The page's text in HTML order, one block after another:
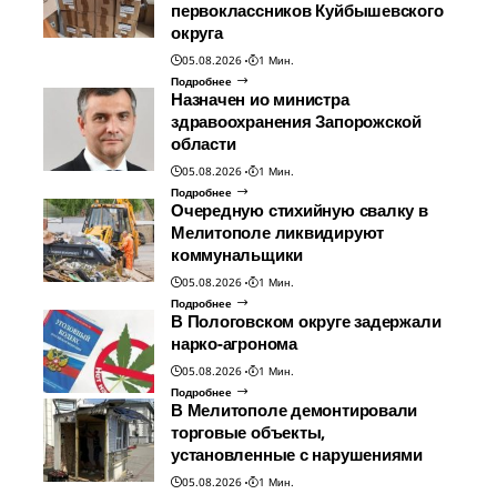
первоклассников Куйбышевского
округа
05.08.2026
1 Мин.
Подробнее
Назначен ио министра
здравоохранения Запорожской
области
05.08.2026
1 Мин.
Подробнее
Очередную стихийную свалку в
Мелитополе ликвидируют
коммунальщики
05.08.2026
1 Мин.
Подробнее
В Пологовском округе задержали
нарко-агронома
05.08.2026
1 Мин.
Подробнее
В Мелитополе демонтировали
торговые объекты,
установленные с нарушениями
05.08.2026
1 Мин.